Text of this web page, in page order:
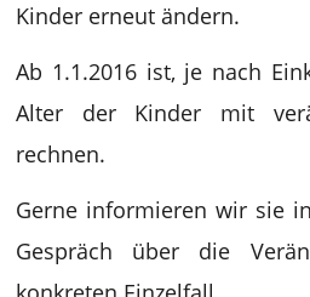
Kinder erneut ändern.
Ab 1.1.2016 ist, je nach
Alter der Kinder mit
rechnen.
Gerne informieren wir sie
Gespräch über die